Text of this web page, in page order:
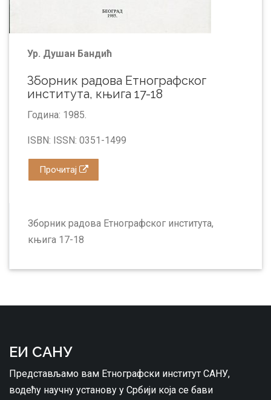
Ур. Душан Бандић
Зборник радова Етнографског
института, књига 17-18
Година: 1985.
ISBN: ISSN: 0351-1499
Прочитај
Зборник радова Етнографског института,
књига 17-18
ЕИ САНУ
Представљамо вам Етнографски институт САНУ,
водећу научну установу у Србији која се бави